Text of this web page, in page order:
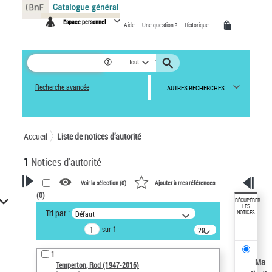
Espace personnel Aide Une question ? Historique
Tout
Recherche avancée AUTRES RECHERCHES
Accueil Liste de notices d’autorité
1 Notices d'autorité
VOTRE RECHERCHE
Recherche avancée dans les
notices d’autorité
Œuvres liées à l'auteur :
Temperton, Rod (1947-2016)
Voir la sélection (0) Ajouter à mes références
(0)
Tri par : Défaut
sur 1
20
résultats/page
1
Temperton, Rod (1947-2016)
RÉCUPÉRER
LES
NOTICES
Ma
Panneau de gestion des cookies